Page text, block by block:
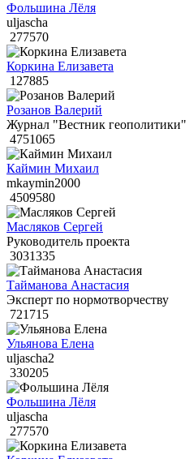
Фольшина Лёля
uljascha
277570
Коркина Елизавета
127885
Розанов Валерий
Журнал "Вестник геополитики"
4751065
Каймин Михаил
mkaymin2000
4509580
Масляков Сергей
Руководитель проекта
3031335
Тайманова Анастасия
Эксперт по нормотворчеству
721715
Ульянова Елена
uljascha2
330205
Фольшина Лёля
uljascha
277570